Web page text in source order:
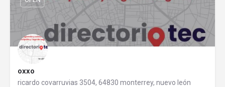
oxxo
ricardo covarruvias 3504, 64830 monterrey, nuevo león